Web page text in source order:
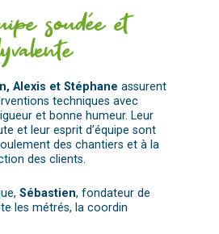
soudée et
Alexis et Stéphane assurent
techniques avec
et bonne humeur. Leur
et leur esprit d’équipe sont
des chantiers et à la
des clients.
Sébastien, fondateur de
les métrés, la coordin